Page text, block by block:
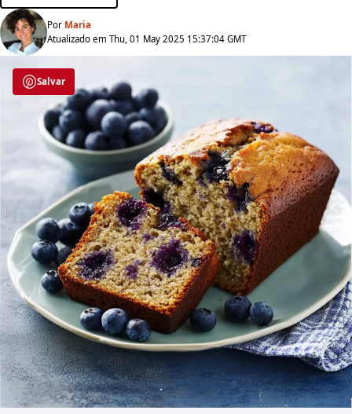
Por Maria
Atualizado em Thu, 01 May 2025 15:37:04 GMT
Salvar